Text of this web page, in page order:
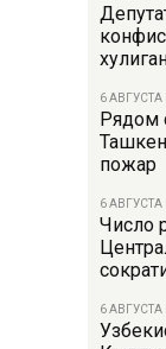
6 АВГУСТА
Рядом
пожар
6 АВГУСТА
Число
6 АВГУСТА